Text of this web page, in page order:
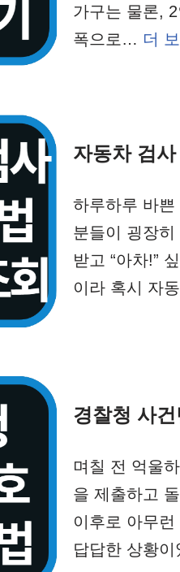
가구는 물론,
폭으로… 더
자동차 검
하루하루 바
분들이 굉장
받고 “아차!”
이라 혹시 자
경찰청 사
며칠 전 억울
을 제출하고
이후로 아무
답답한 상황